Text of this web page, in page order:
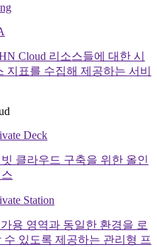
Cloud 리소스들에 대한 시
지표를 수집해 제공하는 서비
Deck
클라우드 구축을 위한 올인
Station
용 영역과 동일한 환경을 로
수 있도록 제공하는 관리형 프